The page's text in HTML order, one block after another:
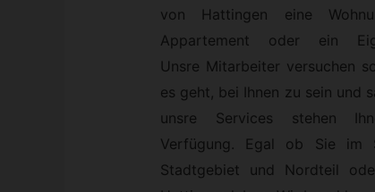
von Hattingen eine
Appartement oder ein
Unsre Mitarbeiter versuchen
es geht, bei Ihnen zu sein und
unsre Services stehen
Verfügung. Egal ob Sie im
Stadtgebiet und Nordteil